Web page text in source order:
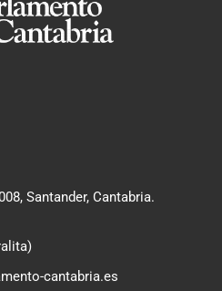
Santander, Cantabria.
cantabria.es